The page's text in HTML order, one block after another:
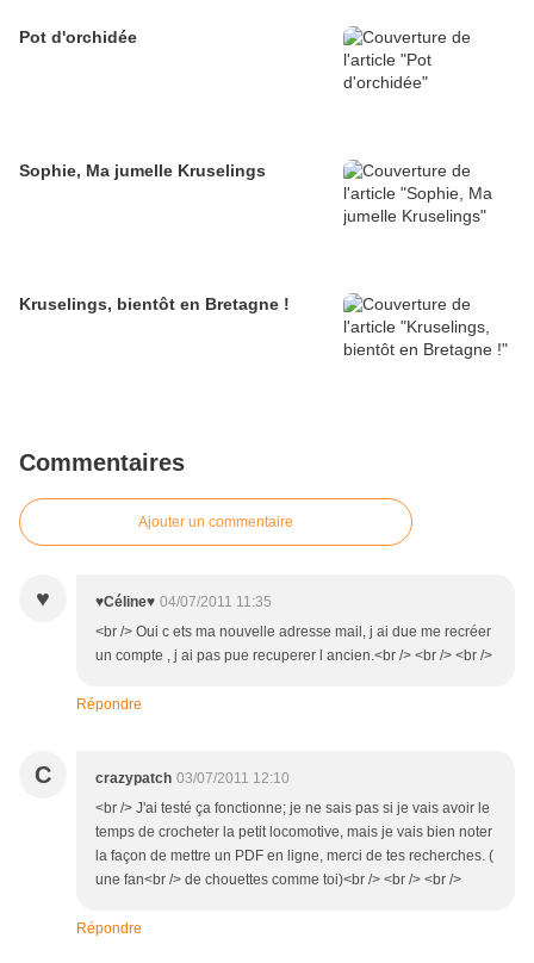
Pot d'orchidée
Sophie, Ma jumelle Kruselings
Kruselings, bientôt en Bretagne !
Commentaires
Ajouter un commentaire
♥ ♥Céline♥ 04/07/2011 11:35
<br /> Oui c ets ma nouvelle adresse mail, j ai due me recréer
un compte , j ai pas pue recuperer l ancien.<br /> <br /> <br />
Répondre
C crazypatch 03/07/2011 12:10
<br /> J'ai testé ça fonctionne; je ne sais pas si je vais avoir le
temps de crocheter la petit locomotive, mais je vais bien noter
la façon de mettre un PDF en ligne, merci de tes recherches. (
une fan<br /> de chouettes comme toi)<br /> <br /> <br />
Répondre